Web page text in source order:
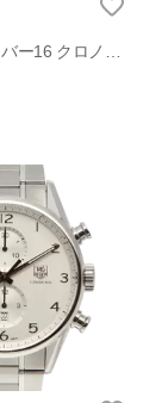
ー16 クロノグ